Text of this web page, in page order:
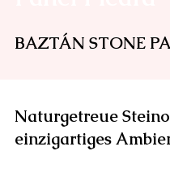
BAZTÁN STONE
Naturgetreue
einzigartiges